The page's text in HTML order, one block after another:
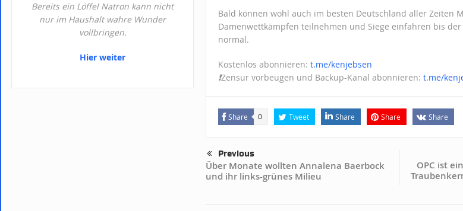
Bald können wohl auch im besten Deutschland aller Zeiten
Damenwettkämpfen teilnehmen und Siege einfahren bis
normal.
Kostenlos abonnieren: t.me/kenjebsen
❗️Zensur vorbeugen und Backup-Kanal abonnieren: t.me/
Share 0 Tweet Share Share Share
Previous
Über Monate wollten Annalena Baerbock
und ihr links-grünes Milieu
OPC ist
Bereits ein Löffel Natron kann nicht
nur im Haushalt wahre Wunder
vollbringen.
Hier weiter